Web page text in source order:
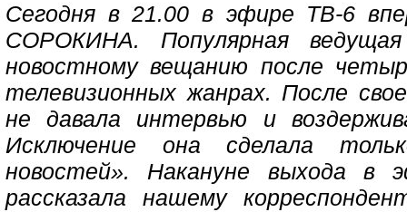
Сегодня в 21.00 в эфире ТВ-6
СОРОКИНА. Популярная
новостному вещанию после
телевизионных жанрах. После
не давала интервью и
Исключение она сделала
новостей». Накануне выхода в
рассказала нашему